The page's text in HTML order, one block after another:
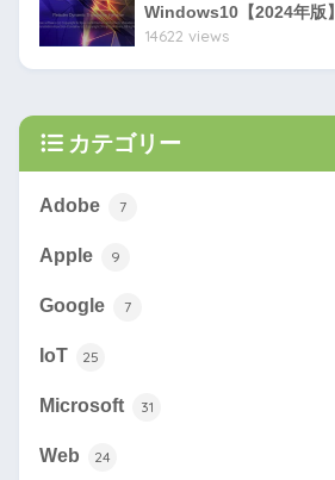
Windows10【2024年版】
14622 views
カテゴリー
Adobe 7
Apple 9
Google 7
IoT 25
Microsoft 31
Web 24